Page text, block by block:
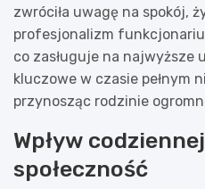
zwróciła uwagę na spokój,
profesjonalizm
co zasługuje na najwyższe
kluczowe w czasie pełnym
przynosząc rodzinie
Wpływ
społeczność